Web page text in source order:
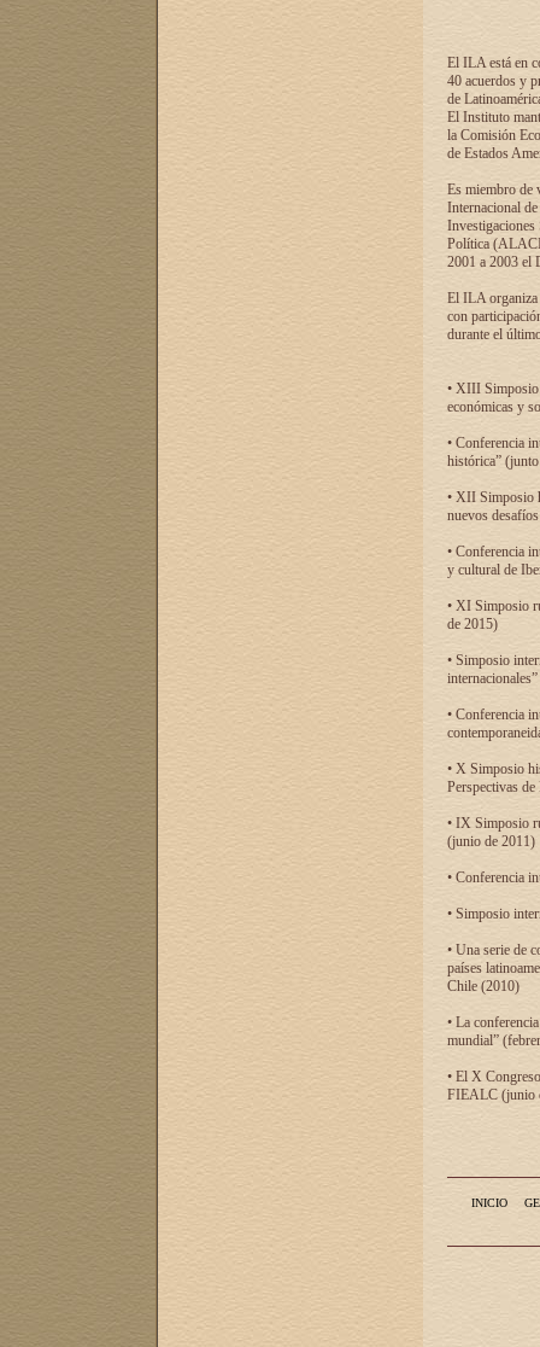
El ILA está en
40 acuerdos y
de
El Instituto
la Comisión
de Estados
Es miembro de
Internacional
Investigaciones
Política
2001 a 2003 el
El ILA organiza
con
durante el
• XIII Simposio
económicas y
• Conferencia
histórica”
• XII Simposio
nuevos
• Conferencia
y cultural de
• XI Simposio
de 2015)
• Simposio
• Conferencia
• X Simposio
Perspectivas
• IX Simposio
(junio de 2011)
• Conferencia
• Simposio
• Una serie de
países
Chile (2010)
• La
mundial”
• El X
FIEALC (junio
INICIO